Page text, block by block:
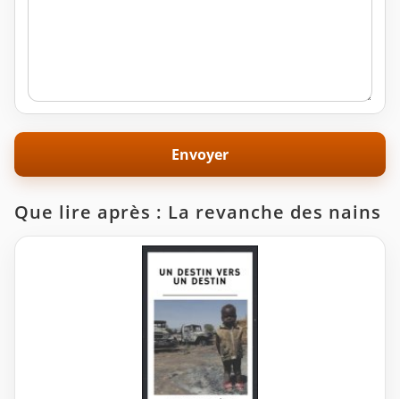
Que lire après : La revanche des nains